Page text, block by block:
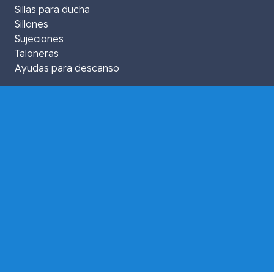
Sillas para ducha
Sillones
Sujeciones
Taloneras
Ayudas para descanso